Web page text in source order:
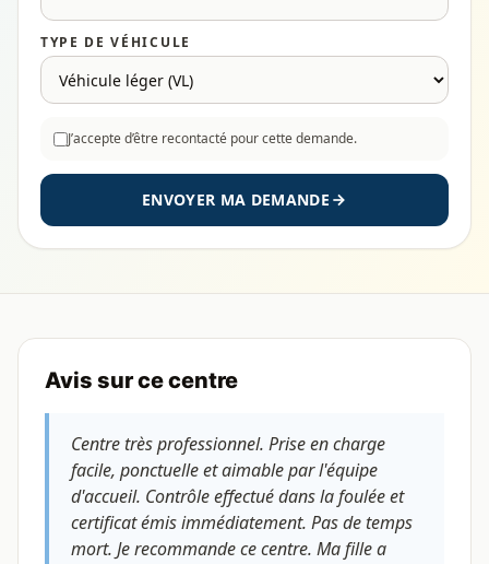
TYPE DE VÉHICULE
J’accepte d’être recontacté pour cette demande.
ENVOYER MA DEMANDE
Avis sur ce centre
Centre très professionnel. Prise en charge
facile, ponctuelle et aimable par l'équipe
d'accueil. Contrôle effectué dans la foulée et
certificat émis immédiatement. Pas de temps
mort. Je recommande ce centre. Ma fille a